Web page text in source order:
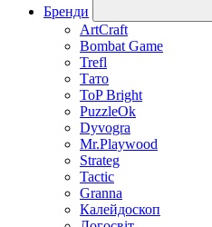
Бренди
ArtCraft
Bombat Game
Trefl
Тато
ToP Bright
PuzzleOk
Dyvogra
Mr.Playwood
Strateg
Tactic
Granna
Калейдоскоп